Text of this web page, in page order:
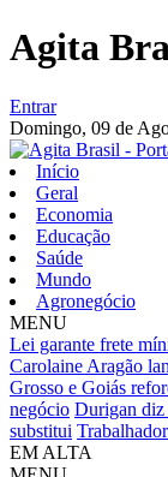
Agita
Entrar
Domingo, 09 de
Início
Geral
Economia
Educação
Saúde
Mundo
Agronegócio
MENU
Lei garante frete
Carolaine Aragão
Grosso e Goiás
negócio Durigan diz
substitui
EM ALTA